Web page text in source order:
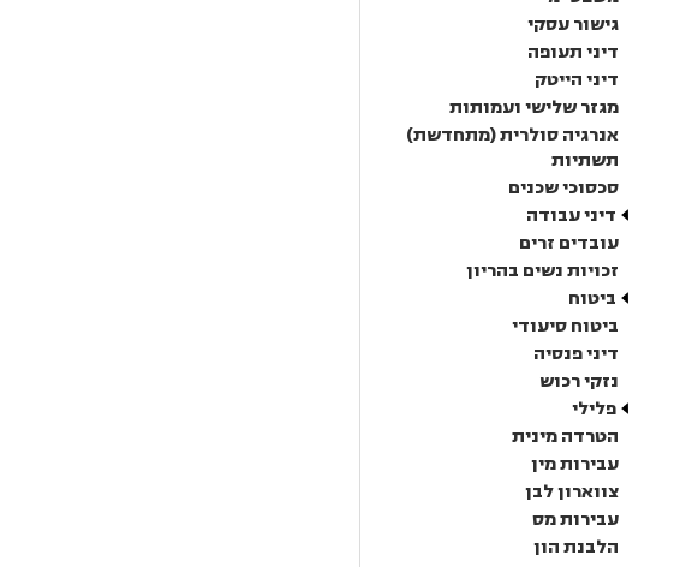
גישור עסקי
דיני תעופה
דיני הייטק
מגזר שלישי ועמותות
אנרגיה סולרית (מתחדשת)
תשתיות
סכסוכי שכנים
דיני עבודה
עובדים זרים
זכויות נשים בהריון
ביטוח
ביטוח סיעודי
דיני פנסיה
נזקי רכוש
פלילי
הטרדה מינית
עבירות מין
צווארון לבן
עבירות מס
הלבנת הון